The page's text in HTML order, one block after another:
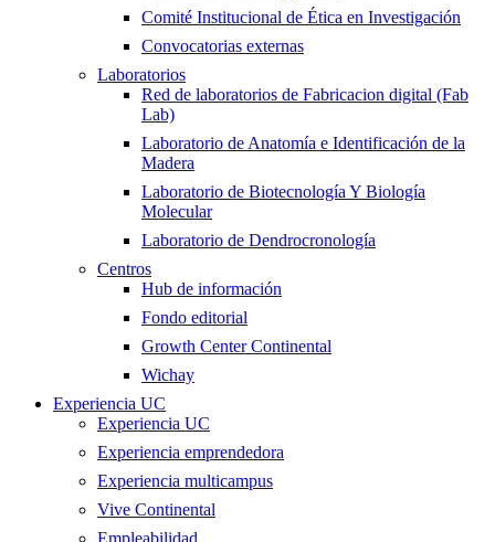
Comité Institucional de Ética en Investigación
Convocatorias externas
Laboratorios
Red de laboratorios de Fabricacion digital (Fab
Lab)
Laboratorio de Anatomía e Identificación de la
Madera
Laboratorio de Biotecnología Y Biología
Molecular
Laboratorio de Dendrocronología
Centros
Hub de información
Fondo editorial
Growth Center Continental
Wichay
Experiencia UC
Experiencia UC
Experiencia emprendedora
Experiencia multicampus
Vive Continental